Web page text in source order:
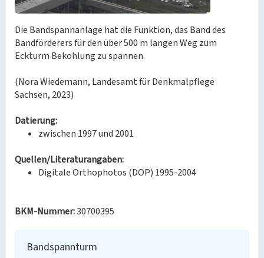
Die Bandspannanlage hat die Funktion, das Band des
Bandförderers für den über 500 m langen Weg zum
Eckturm Bekohlung zu spannen.
(Nora Wiedemann, Landesamt für Denkmalpflege
Sachsen, 2023)
Datierung:
zwischen 1997 und 2001
Quellen/Literaturangaben:
Digitale Orthophotos (DOP) 1995-2004
BKM-Nummer:30700395
Bandspannturm